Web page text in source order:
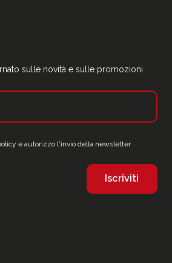
sulle novità e sulle promozioni
e autorizzo l'invio della newsletter